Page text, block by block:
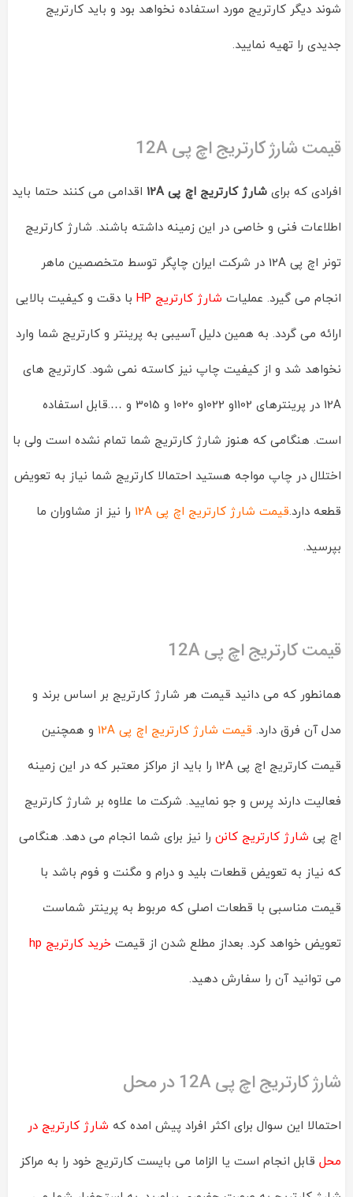
شوند دیگر کارتریج مورد استفاده نخواهد بود و باید کارتریج
جدیدی را تهیه نمایید.
قیمت شارژ کارتریج اچ پی 12A
افرادی که برای شارژ کارتریج اچ پی 12A اقدامی می کنند حتما باید
اطلاعات فنی و خاصی در این زمینه داشته باشند. شارژ کارتریج
تونر اچ پی 12A در شرکت ایران چاپگر توسط متخصصین ماهر
انجام می گیرد. عملیات شارژ کارتریج HP با دقت و کیفیت بالایی
ارائه می گردد. به همین دلیل آسیبی به پرینتر و کارتریج شما وارد
نخواهد شد و از کیفیت چاپ نیز کاسته نمی شود. کارتریج های
12A در پرینترهای 1102و 1022و 1020 و 3015 و ….قابل استفاده
است. هنگامی که هنوز شارژ کارتریج شما تمام نشده است ولی با
اختلال در چاپ مواجه هستید احتمالا کارتریج شما نیاز به تعویض
قطعه دارد.قیمت شارژ کارتریج اچ پی 12A را نیز از مشاوران ما
بپرسید.
قیمت کارتریج اچ پی 12A
همانطور که می دانید قیمت هر شارژ کارتریج بر اساس برند و
مدل آن فرق دارد. قیمت شارژ کارتریج اچ پی 12A و همچنین
قیمت کارتریج اچ پی 12A را باید از مراکز معتبر که در این زمینه
فعالیت دارند پرس و جو نمایید. شرکت ما علاوه بر شارژ کارتریج
اچ پی شارژ کارتریج کانن را نیز برای شما انجام می دهد. هنگامی
که نیاز به تعویض قطعات بلید و درام و مگنت و فوم باشد با
قیمت مناسبی با قطعات اصلی که مربوط به پرینتر شماست
تعویض خواهد کرد. بعداز مطلع شدن از قیمت خرید کارتریج hp
می توانید آن را سفارش دهید.
شارژ کارتریج اچ پی 12A در محل
احتمالا این سوال برای اکثر افراد پیش امده که شارژ کارتریج در
محل قابل انجام است یا الزاما می بایست کارتریج خود را به مراکز